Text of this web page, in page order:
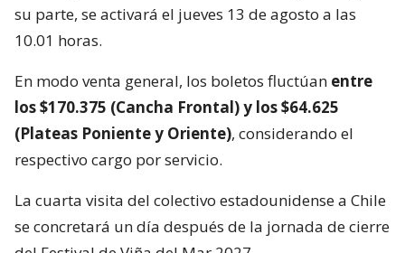
su parte, se activará el jueves 13 de agosto a las
10.01 horas.
En modo venta general, los boletos fluctúan entre
los $170.375 (Cancha Frontal) y los $64.625
(Plateas Poniente y Oriente), considerando el
respectivo cargo por servicio.
La cuarta visita del colectivo estadounidense a Chile
se concretará un día después de la jornada de cierre